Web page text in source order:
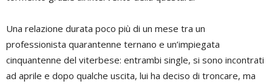
Una relazione durata poco più di un mese tra un
professionista quarantenne ternano e un’impiegata
cinquantenne del viterbese: entrambi single, si sono incontrati
ad aprile e dopo qualche uscita, lui ha deciso di troncare, ma